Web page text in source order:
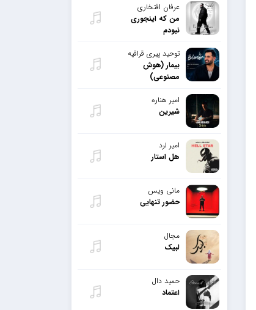
عرفان افتخاری
من که اینجوری
نبودم
توحید پیری قراقیه
بیمار (هوش
مصنوعی)
امیر هناره
شیرین
امیر لرد
هل استار
مانی ویس
حضور تنهایی
مجال
لبیک
حمید دال
اعتماد